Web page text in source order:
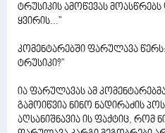
ტრუსიკის ამოწევას
ყვირის..."
კომენტარებში ფარულავა
ტრუსიკი?"
ია ფარულავას ამ
გამოიწვია ნინო ნადირაძის
აღსანიშნავია ის ფაქტიც, რომ